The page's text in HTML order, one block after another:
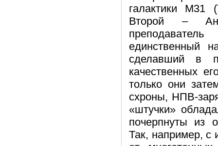
галактики М31
Второй –
единственный
сделавший в
качественных
только они
схроны, НПВ-
«штучки»
почерпнуты из
Так, например, с